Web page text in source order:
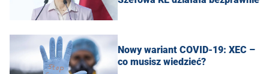
Nowy wariant COVID-19: XEC –
co musisz wiedzieć?